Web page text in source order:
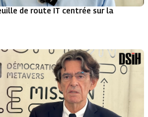
de route IT centrée sur la